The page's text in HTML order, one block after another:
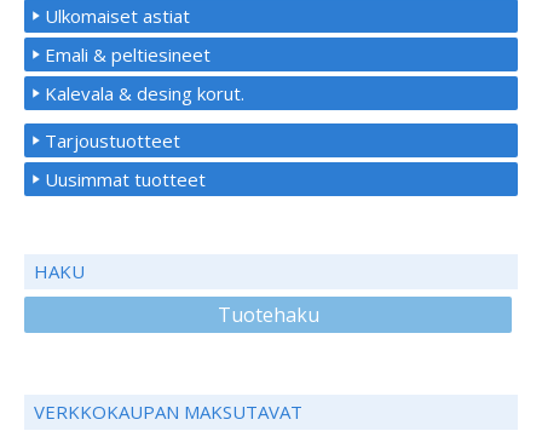
Ulkomaiset astiat
Emali & peltiesineet
Kalevala & desing korut.
Tarjoustuotteet
Uusimmat tuotteet
HAKU
Tuotehaku
VERKKOKAUPAN MAKSUTAVAT